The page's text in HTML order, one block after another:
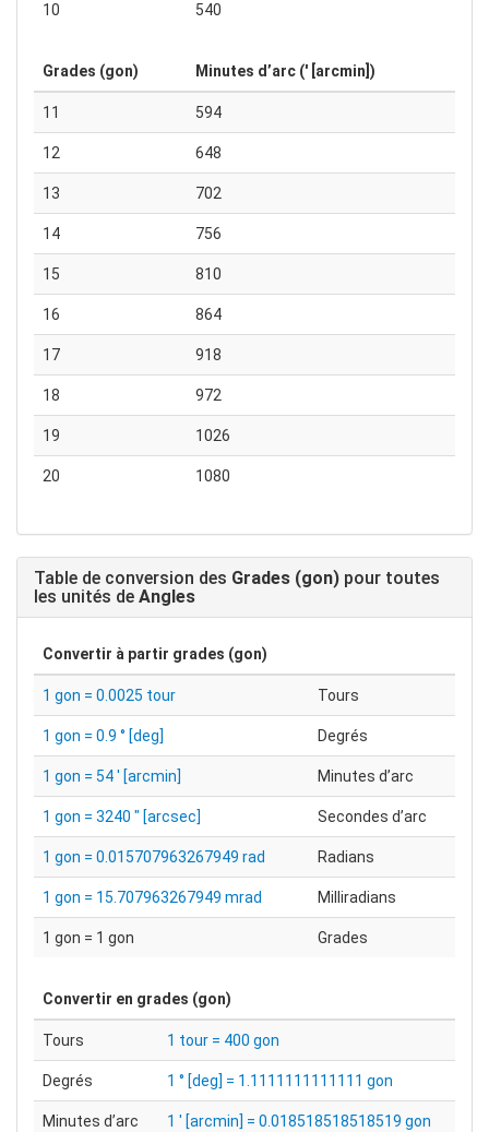
10 540
Grades (gon) Minutes d’arc (′ [arcmin])
11 594
12 648
13 702
14 756
15 810
16 864
17 918
18 972
19 1026
20 1080
Table de conversion des Grades (gon) pour toutes
les unités de Angles
Convertir à partir grades (gon)
1 gon = 0.0025 tour Tours
1 gon = 0.9 ° [deg] Degrés
1 gon = 54 ′ [arcmin] Minutes d’arc
1 gon = 3240 ″ [arcsec] Secondes d’arc
1 gon = 0.015707963267949 rad Radians
1 gon = 15.707963267949 mrad Milliradians
1 gon = 1 gon Grades
Convertir en grades (gon)
Tours 1 tour = 400 gon
Degrés 1 ° [deg] = 1.1111111111111 gon
Minutes d’arc 1 ′ [arcmin] = 0.018518518518519 gon